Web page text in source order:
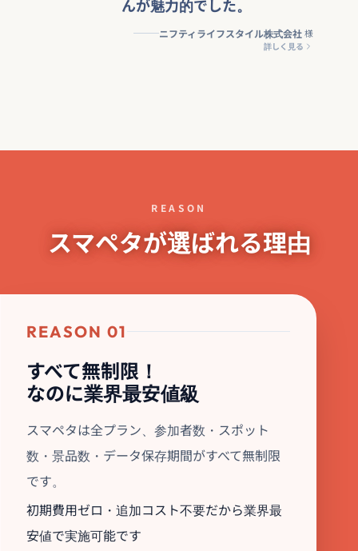
んが魅力的でした。
ニフティライフスタイル株式会社様
詳しく見る
REASON
スマペタが選ばれる理由
REASON 01
すべて無制限！
なのに業界最安値級
スマペタは全プラン、参加者数・スポット
数・景品数・データ保存期間がすべて無制限
です。
初期費用ゼロ・追加コスト不要だから業界最
安値で実施可能です